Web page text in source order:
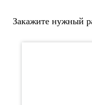
Закажите нужный